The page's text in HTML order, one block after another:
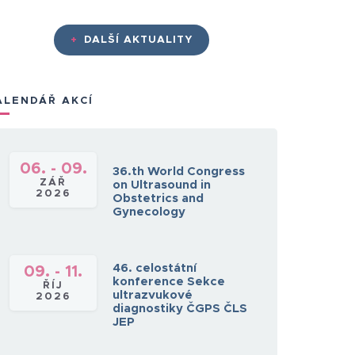
+ DALŠÍ AKTUALITY
AKCÍ
06. - 09.
ZÁŘ
2026
36.th World Congress
on Ultrasound in
Obstetrics and
Gynecology
09. - 11.
ŘÍJ
2026
46. celostátní
konference Sekce
ultrazvukové
diagnostiky ČGPS ČLS
JEP